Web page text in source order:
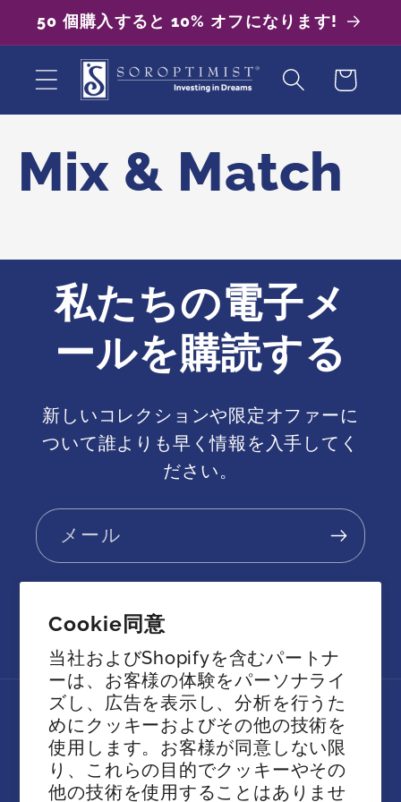
Cookie同意
当社およびShopifyを含むパートナ
ーは、お客様の体験をパーソナライ
ズし、広告を表示し、分析を行うた
めにクッキーおよびその他の技術を
使用します。お客様が同意しない限
り、これらの目的でクッキーやその
他の技術を使用することはありませ
ンツに
進む
50 個購入すると 10% オフになります!
ー
Mix & Match
私たちの電子メ
ールを購読する
新しいコレクションや限定オファーに
ついて誰よりも早く情報を入手してく
ださい。
メール
FacebookInstagram
言語
日本語